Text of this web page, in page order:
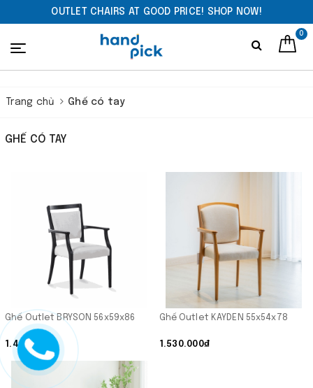
OUTLET CHAIRS AT GOOD PRICE! SHOP NOW!
0
Trang chủ Ghế có tay
GHẾ CÓ TAY
Ghế Outlet BRYSON 56x59x86
1.400.000₫
Ghế Outlet KAYDEN 55x54x78
1.530.000₫